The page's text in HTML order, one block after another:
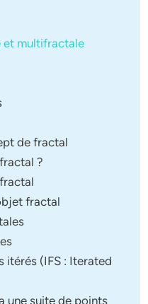
et multifractale
de fractal
?
fractal
itérés (IFS : Iterated
une suite de points